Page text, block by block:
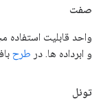
صفت
واحد قابلیت استفاده
و ابرداده ها. در طرح
تونل